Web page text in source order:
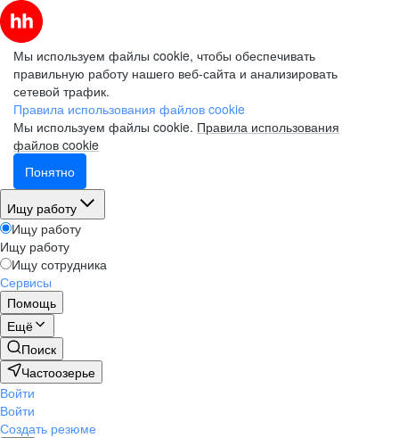
Мы используем файлы cookie, чтобы обеспечивать
правильную работу нашего веб-сайта и анализировать
сетевой трафик.
Правила использования файлов cookie
Мы используем файлы cookie. Правила использования
файлов cookie
Понятно
Ищу работу
Ищу работу
Ищу работу
Ищу сотрудника
Сервисы
Помощь
Ещё
Поиск
Частоозерье
Войти
Войти
Создать резюме